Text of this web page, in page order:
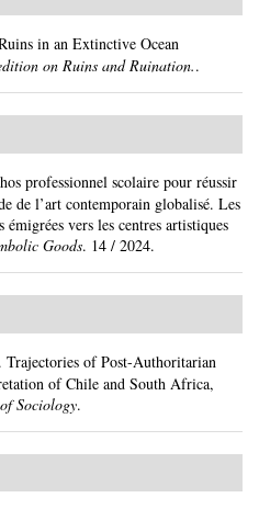
in an Extinctive Ocean
on Ruins and Ruination..
professionnel scolaire pour réussir
de l’art contemporain globalisé. Les
vers les centres artistiques
Goods. 14 / 2024.
. Trajectories of Post-Authoritarian
of Chile and South Africa,
Sociology.